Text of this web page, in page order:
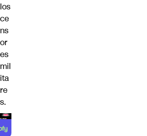
los
ce
ns
or
es
mil
ita
re
s.